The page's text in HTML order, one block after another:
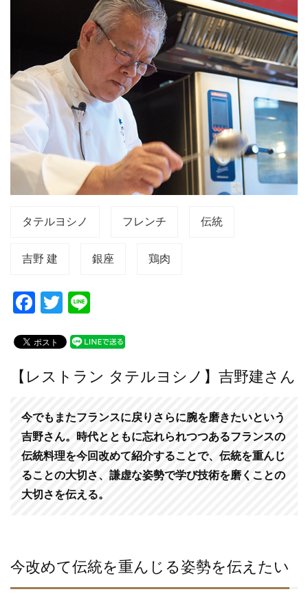
タテルヨシノ フレンチ 伝統
吉野 建 銀座 鶏肉
F
c
e
b
o
o
k
T
tt
er
e
【レストラン タテルヨシノ】吉野建さん
今でもまたフランスに戻りさらに腕を磨きたいという
吉野さん。時代とともに忘れられつつあるフランスの
伝統料理を今回改めて紹介することで、伝統を重んじ
ることの大切さ、謙虚な姿勢で学び技術を磨くことの
大切さを伝える。
今改めて伝統を重んじる姿勢を伝えたい